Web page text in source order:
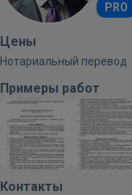
PRO
Цены
Нотариальный перевод
Примеры работ
Контакты